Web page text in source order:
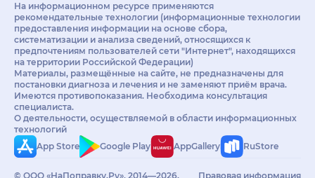
На информационном ресурсе применяются
рекомендательные технологии (информационные технологии
предоставления информации на основе сбора,
систематизации и анализа сведений, относящихся к
предпочтениям пользователей сети "Интернет", находящихся
на территории Российской Федерации)
Материалы, размещённые на сайте, не предназначены для
постановки диагноза и лечения и не заменяют приём врача.
Имеются противопоказания. Необходима консультация
специалиста.
О деятельности, осуществляемой в области информационных
технологий
App Store
Google Play AppGallery RuStore
© ООО «НаПоправку.Ру», 2014—2026.
Правовая информация